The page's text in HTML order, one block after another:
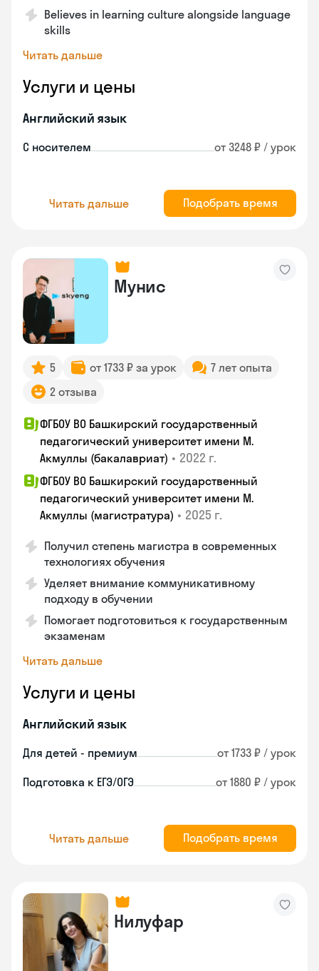
Believes in learning culture alongside language
skills
Читать дальше
Услуги и цены
Английский язык
С носителем от 3248 ₽ / урок
Читать дальше Подобрать время
Мунис
5 от 1733 ₽ за урок
7 лет опыта
2 отзыва
ФГБОУ ВО Башкирский государственный
педагогический университет имени М.
Акмуллы (бакалавриат) • 2022 г.
ФГБОУ ВО Башкирский государственный
педагогический университет имени М.
Акмуллы (магистратура) • 2025 г.
Получил степень магистра в современных
технологиях обучения
Уделяет внимание коммуникативному
подходу в обучении
Помогает подготовиться к государственным
экзаменам
Читать дальше
Услуги и цены
Английский язык
Для детей - премиум от 1733 ₽ / урок
Подготовка к ЕГЭ/ОГЭ от 1880 ₽ / урок
Читать дальше Подобрать время
Нилуфар